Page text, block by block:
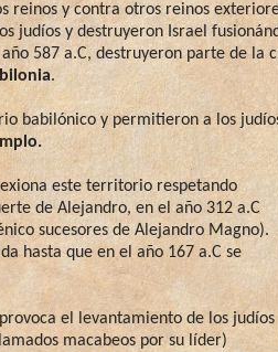
reinos y contra otros reinos
judíos y destruyeron Israel
587 a.C, destruyeron parte de la
.
babilónico y permitieron a los
este territorio respetando
de Alejandro, en el año 312 a.C
sucesores de Alejandro Magno).
hasta que en el año 167 a.C se
el levantamiento de los judíos
macabeos por su líder)